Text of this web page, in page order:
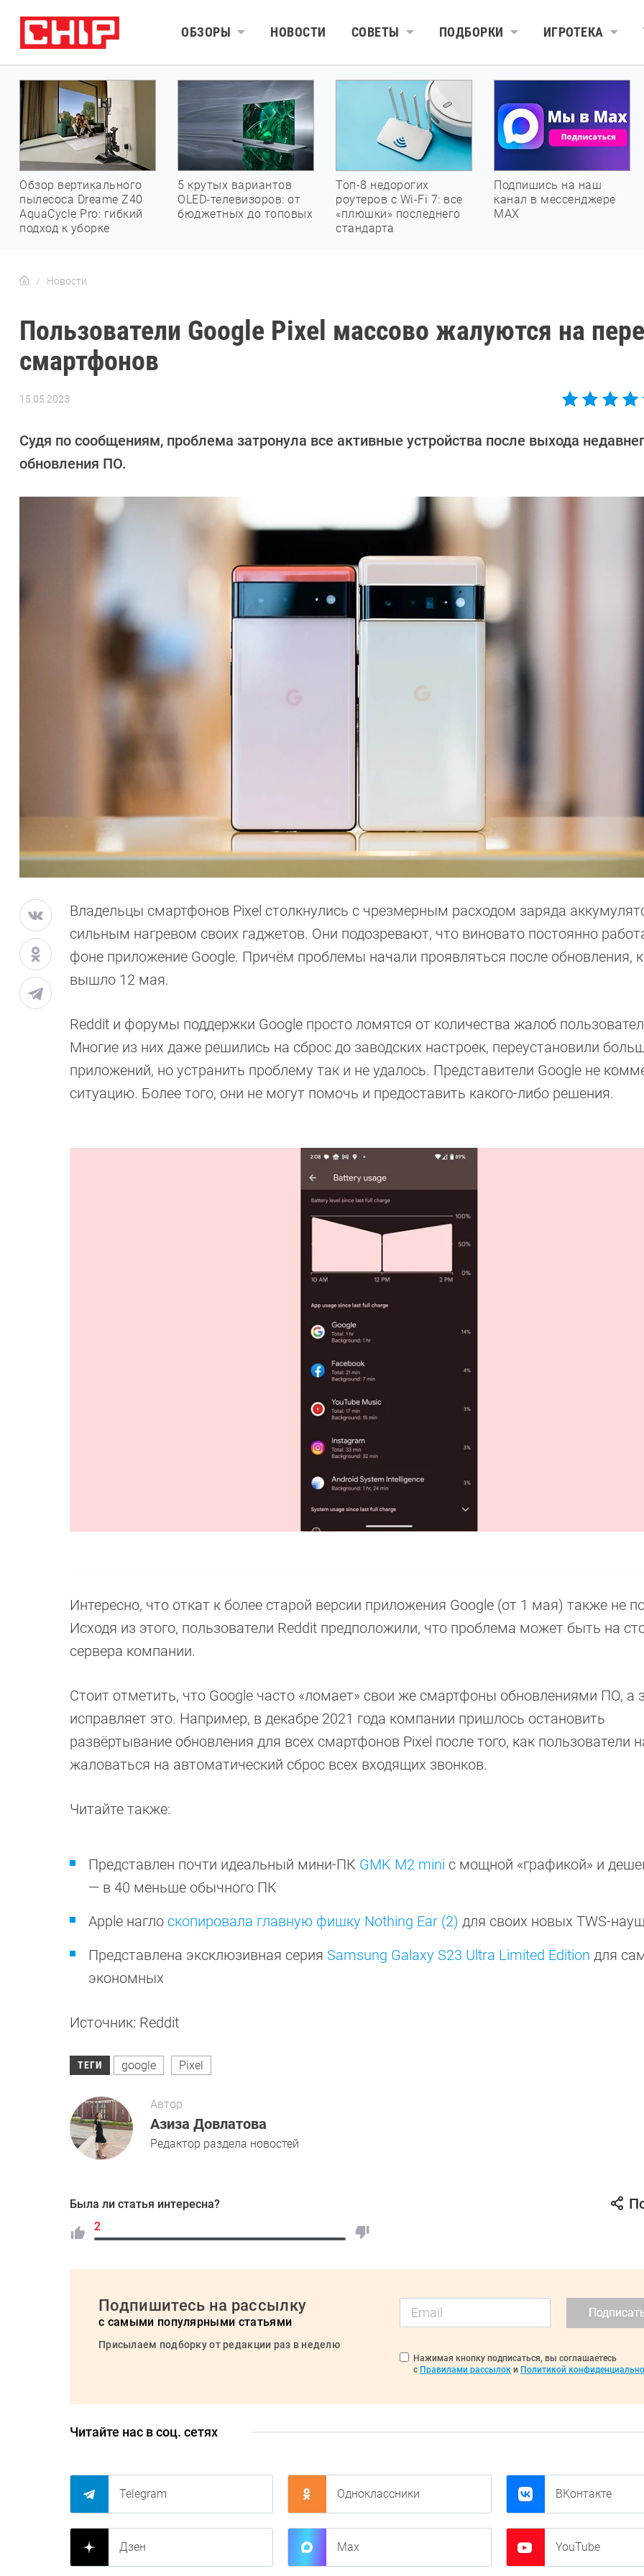
ОБЗОРЫ НОВОСТИ СОВЕТЫ ПОДБОРКИ ИГРОТЕКА
Обзор вертикального
пылесоса Dreame Z40
AquaCycle Pro: гибкий
подход к уборке
5 крутых вариантов
OLED-телевизоров: от
бюджетных до топовых
Топ-8 недорогих
роутеров с Wi-Fi 7: все
«плюшки» последнего
стандарта
Подпишись на наш
канал в мессенджере
МАХ
Новости
Пользователи Google Pixel массово жалуются на
смартфонов
15.05.2023
Довлатова
Судя по сообщениям, проблема затронула все активные устройства после выхода
обновления ПО.
Владельцы смартфонов Pixel столкнулись с чрезмерным расходом заряда
сильным нагревом своих гаджетов. Они подозревают, что виновато постоянно
фоне приложение Google. Причём проблемы начали проявляться после обновления,
вышло 12 мая.
Reddit и форумы поддержки Google просто ломятся от количества жалоб
Многие из них даже решились на сброс до заводских настроек, переустановили
приложений, но устранить проблему так и не удалось. Представители Google не
ситуацию. Более того, они не могут помочь и предоставить какого-либо решения.
Интересно, что откат к более старой версии приложения Google (от 1 мая) также не
Исходя из этого, пользователи Reddit предположили, что проблема может быть на
сервера компании.
Стоит отметить, что Google часто «ломает» свои же смартфоны обновлениями ПО, а
исправляет это. Например, в декабре 2021 года компании пришлось остановить
развёртывание обновления для всех смартфонов Pixel после того, как пользователи
жаловаться на автоматический сброс всех входящих звонков.
Читайте также:
Представлен почти идеальный мини-ПК GMK M2 mini с мощной «графикой» и
— в 40 меньше обычного ПК
Apple нагло скопировала главную фишку Nothing Ear (2) для своих новых TWS-
Представлена эксклюзивная серия Samsung Galaxy S23 Ultra Limited Edition для
экономных
Источник: Reddit
ТЕГИ google Pixel
Автор
Азиза Довлатова
Редактор раздела новостей
Была ли статья интересна?
2
Подпишитесь на рассылку
с самыми популярными статьями
Присылаем подборку от редакции раз в неделю
Нажимая кнопку подписаться, вы соглашаетесь
с Правилами рассылок и Политикой
Читайте нас в соц. сетях
Telegram Одноклассники ВКонтакте
Дзен Max YouTube